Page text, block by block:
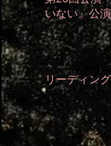
いない』公
リーディン